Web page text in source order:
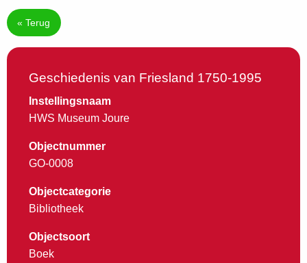
« Terug
Geschiedenis van Friesland 1750-1995
Instellingsnaam
HWS Museum Joure
Objectnummer
GO-0008
Objectcategorie
Bibliotheek
Objectsoort
Boek